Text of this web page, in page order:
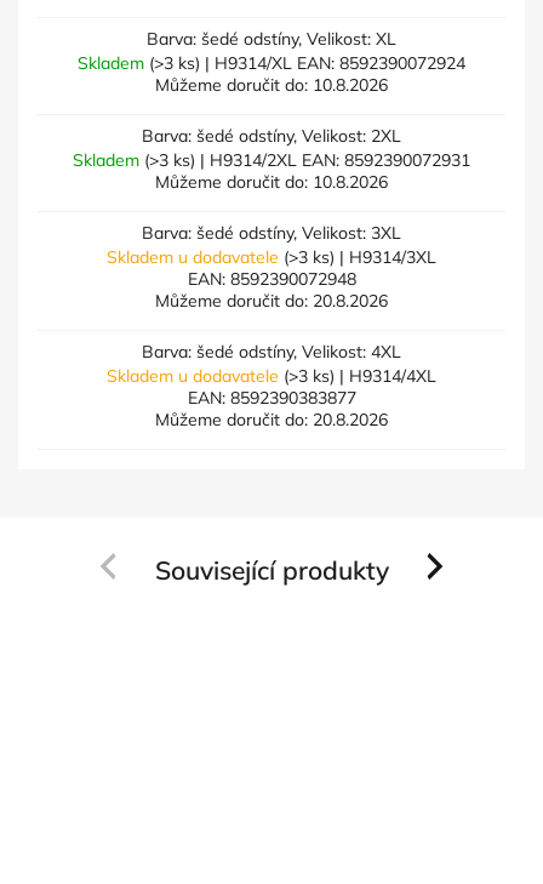
Barva: šedé odstíny, Velikost: XL
Skladem (>3 ks) | H9314/XL EAN: 8592390072924
Můžeme doručit do: 10.8.2026
Barva: šedé odstíny, Velikost: 2XL
Skladem (>3 ks) | H9314/2XL EAN: 8592390072931
Můžeme doručit do: 10.8.2026
Barva: šedé odstíny, Velikost: 3XL
Skladem u dodavatele (>3 ks) | H9314/3XL
EAN: 8592390072948
Můžeme doručit do: 20.8.2026
Barva: šedé odstíny, Velikost: 4XL
Skladem u dodavatele (>3 ks) | H9314/4XL
EAN: 8592390383877
Můžeme doručit do: 20.8.2026
Související produkty
Previous Next